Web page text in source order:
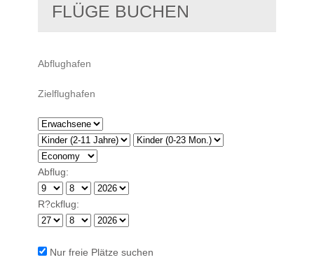
FLÜGE BUCHEN
Abflug:
R?ckflug:
Nur freie Plätze suchen